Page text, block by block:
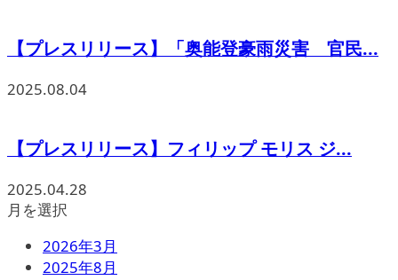
【プレスリリース】「奥能登豪雨災害 官民...
2025.08.04
【プレスリリース】フィリップ モリス ジ...
2025.04.28
月を選択
2026年3月
2025年8月